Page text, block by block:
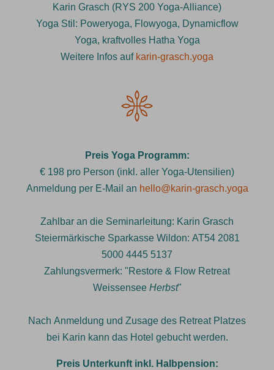
Karin Grasch (RYS 200 Yoga-Alliance)
Yoga Stil: Poweryoga, Flowyoga, Dynamicflow
Yoga, kraftvolles Hatha Yoga
Weitere Infos auf karin-grasch.yoga
Preis Yoga Programm:
€ 198 pro Person (inkl. aller Yoga-Utensilien)
Anmeldung per E-Mail an hello@karin-grasch.yoga
Zahlbar an die Seminarleitung: Karin Grasch
Steiermärkische Sparkasse Wildon: AT54 2081
5000 4445 5137
Zahlungsvermerk: "Restore & Flow Retreat
Weissensee Herbst"
Nach Anmeldung und Zusage des Retreat Platzes
bei Karin kann das Hotel gebucht werden.
Preis Unterkunft inkl. Halbpension: